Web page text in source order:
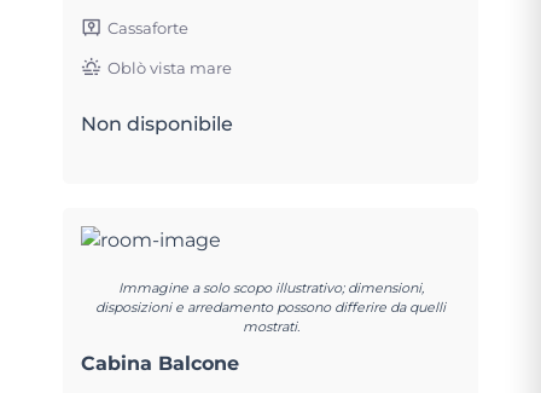
Cassaforte
Oblò vista mare
Non disponibile
Immagine a solo scopo illustrativo; dimensioni,
disposizioni e arredamento possono differire da quelli
mostrati.
Cabina Balcone